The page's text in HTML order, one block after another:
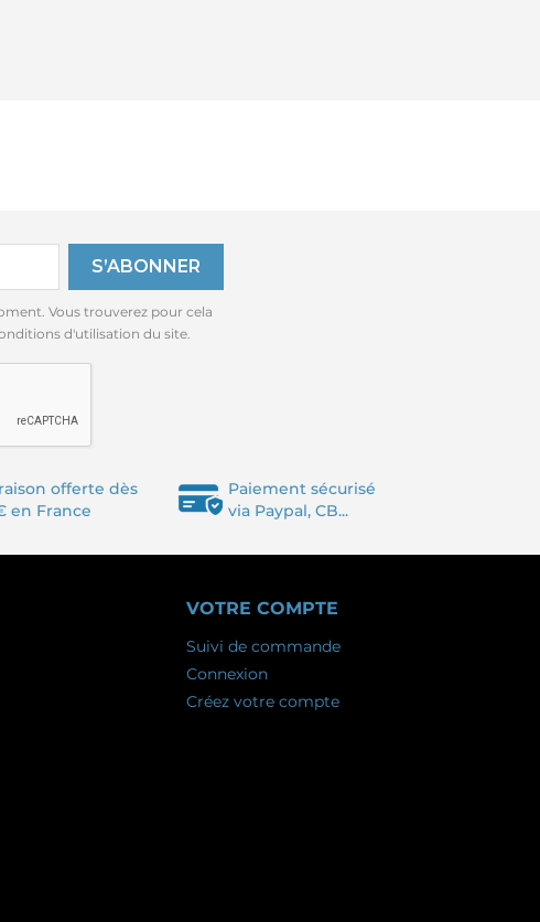
Vous trouverez pour cela
d'utilisation du site.
offerte dès
en France
Paiement sécurisé
via Paypal, CB...
VOTRE COMPTE
Suivi de commande
Connexion
Créez votre compte